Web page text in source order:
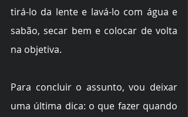
tirá-lo da lente e lavá-lo com água e
sabão, secar bem e colocar de volta
na objetiva.
Para concluir o assunto, vou deixar
uma última dica: o que fazer quando